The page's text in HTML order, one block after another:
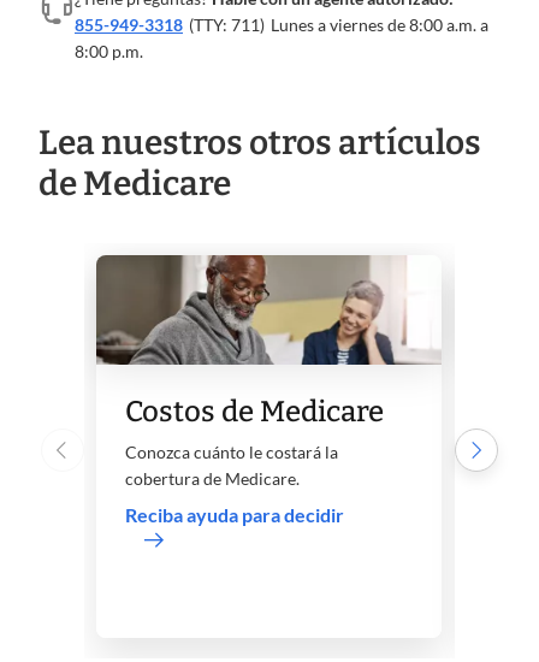
855-949-3318 (TTY: 711) Lunes a viernes de 8:00 a.m. a
8:00 p.m.
Lea nuestros otros artículos
de Medicare
Costos de Medicare
Conozca cuánto le costará la
cobertura de Medicare.
Reciba ayuda para decidir